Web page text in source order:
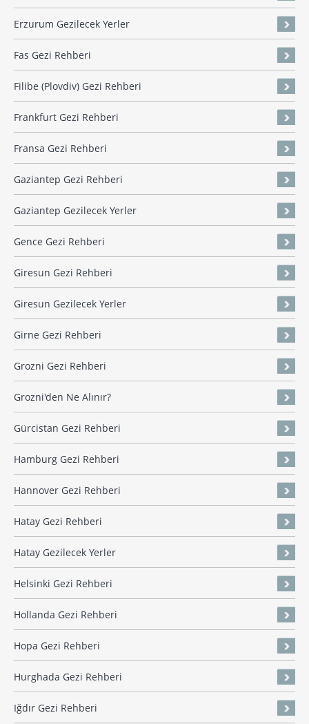
Erzurum Gezilecek Yerler
Fas Gezi Rehberi
Filibe (Plovdiv) Gezi Rehberi
Frankfurt Gezi Rehberi
Fransa Gezi Rehberi
Gaziantep Gezi Rehberi
Gaziantep Gezilecek Yerler
Gence Gezi Rehberi
Giresun Gezi Rehberi
Giresun Gezilecek Yerler
Girne Gezi Rehberi
Grozni Gezi Rehberi
Grozni'den Ne Alınır?
Gürcistan Gezi Rehberi
Hamburg Gezi Rehberi
Hannover Gezi Rehberi
Hatay Gezi Rehberi
Hatay Gezilecek Yerler
Helsinki Gezi Rehberi
Hollanda Gezi Rehberi
Hopa Gezi Rehberi
Hurghada Gezi Rehberi
Iğdır Gezi Rehberi